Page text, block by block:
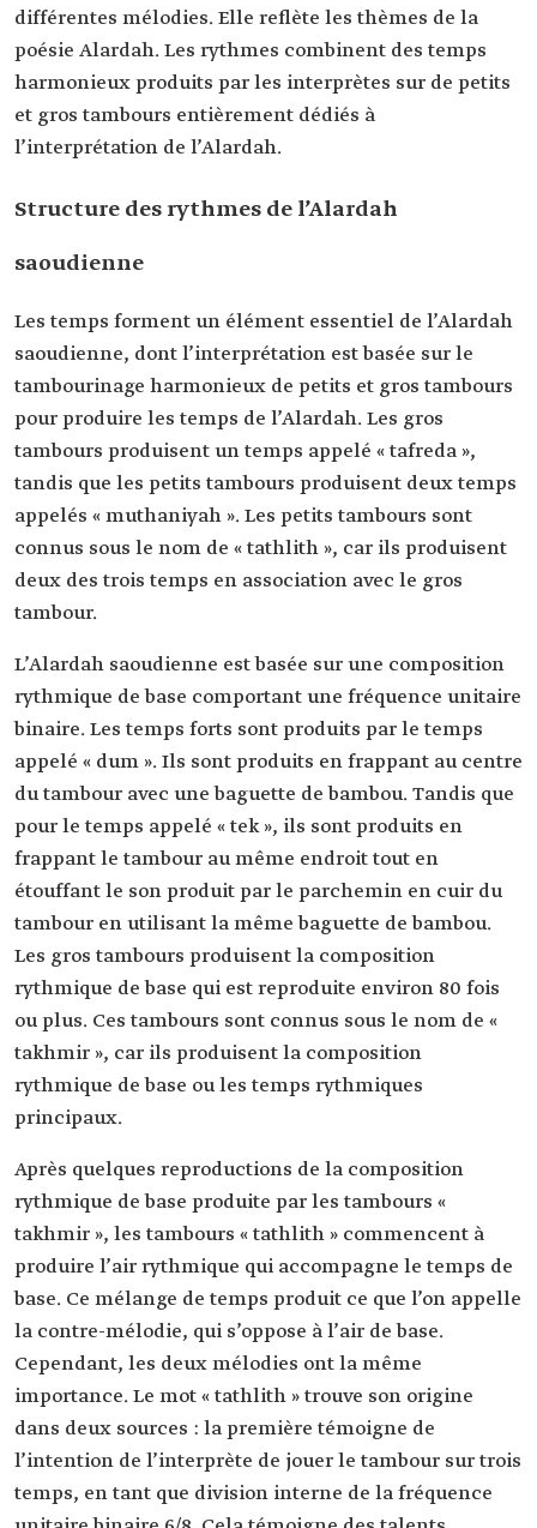
différentes mélodies. Elle reflète les thèmes de la
poésie Alardah. Les rythmes combinent des temps
harmonieux produits par les interprètes sur de petits
et gros tambours entièrement dédiés à
l’interprétation de l’Alardah.
Structure des rythmes de l’Alardah
saoudienne
Les temps forment un élément essentiel de l’Alardah
saoudienne, dont l’interprétation est basée sur le
tambourinage harmonieux de petits et gros tambours
pour produire les temps de l’Alardah. Les gros
tambours produisent un temps appelé « tafreda »,
tandis que les petits tambours produisent deux temps
appelés « muthaniyah ». Les petits tambours sont
connus sous le nom de « tathlith », car ils produisent
deux des trois temps en association avec le gros
tambour.
L’Alardah saoudienne est basée sur une composition
rythmique de base comportant une fréquence unitaire
binaire. Les temps forts sont produits par le temps
appelé « dum ». Ils sont produits en frappant au centre
du tambour avec une baguette de bambou. Tandis que
pour le temps appelé « tek », ils sont produits en
frappant le tambour au même endroit tout en
étouffant le son produit par le parchemin en cuir du
tambour en utilisant la même baguette de bambou.
Les gros tambours produisent la composition
rythmique de base qui est reproduite environ 80 fois
ou plus. Ces tambours sont connus sous le nom de «
takhmir », car ils produisent la composition
rythmique de base ou les temps rythmiques
principaux.
Après quelques reproductions de la composition
rythmique de base produite par les tambours «
takhmir », les tambours « tathlith » commencent à
produire l’air rythmique qui accompagne le temps de
base. Ce mélange de temps produit ce que l’on appelle
la contre-mélodie, qui s’oppose à l’air de base.
Cependant, les deux mélodies ont la même
importance. Le mot « tathlith » trouve son origine
dans deux sources : la première témoigne de
l’intention de l’interprète de jouer le tambour sur trois
temps, en tant que division interne de la fréquence